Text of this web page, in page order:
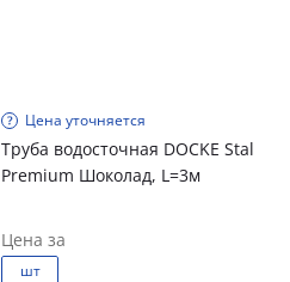
Цена уточняется
Труба водосточная DOCKE Stal
Premium Шоколад, L=3м
Цена за
шт